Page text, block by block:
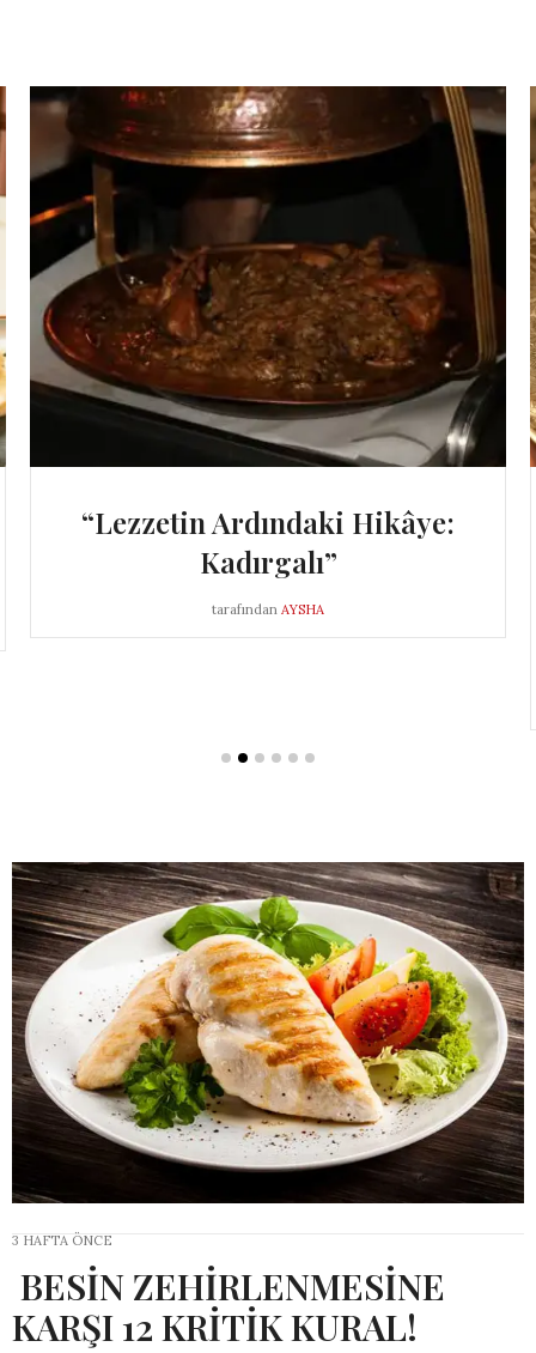
“Lezzetin Ardındaki Hikâye:
Kadırgalı”
tarafından AYSHA
3 HAFTA ÖNCE
BESİN ZEHİRLENMESİNE
KARŞI 12 KRİTİK KURAL!